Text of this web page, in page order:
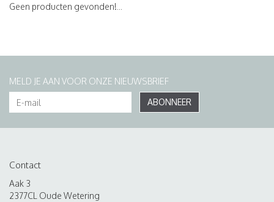
Geen producten gevonden!...
MELD JE AAN VOOR ONZE NIEUWSBRIEF
ABONNEER
Contact
Aak 3
2377CL Oude Wetering